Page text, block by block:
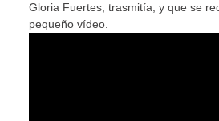
Gloria Fuertes, trasmitía, y que se
pequeño vídeo.